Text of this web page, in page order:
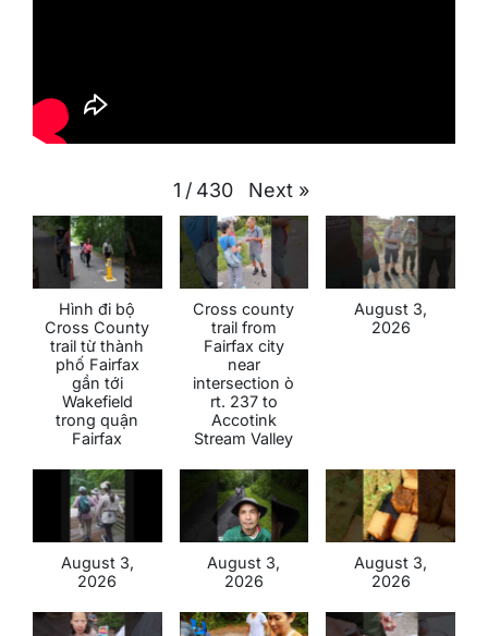
1 / 430 Next »
Hình đi bộ
Cross County
trail từ thành
phố Fairfax
gần tới
Wakefield
trong quận
Fairfax
Cross county
trail from
Fairfax city
near
intersection ò
rt. 237 to
Accotink
Stream Valley
August 3,
2026
August 3,
2026
August 3,
2026
August 3,
2026